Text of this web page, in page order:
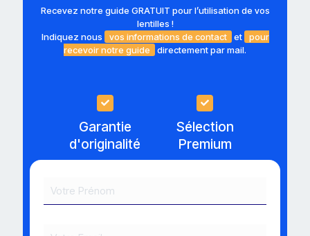
Recevez notre guide GRATUIT pour l’utilisation de vos
lentilles !
Indiquez nous
vos informations de contact et
pour
recevoir notre guide
directement par mail.
Garantie
d'originalité
Sélection
Premium